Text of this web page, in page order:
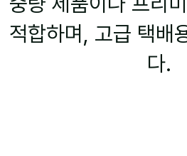
적합하며, 고급 택배
다.